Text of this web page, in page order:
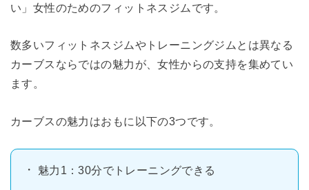
い」女性のためのフィットネスジムです。
数多いフィットネスジムやトレーニングジムとは異なる
カーブスならではの魅力が、女性からの支持を集めてい
ます。
カーブスの魅力はおもに以下の3つです。
魅力1：30分でトレーニングできる